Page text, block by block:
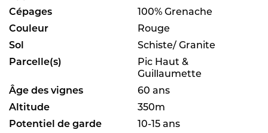
Cépages
100% Grenache
Couleur
Rouge
Sol
Schiste/ Granite
Parcelle(s)
Pic Haut &
Guillaumette
Âge des vignes
60 ans
Altitude
350m
Potentiel de garde
10-15 ans